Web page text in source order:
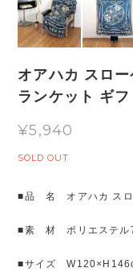
オアハカ スロ
ランケット ギ
¥5,940
SOLD OUT
■品 名 オアハカ スロ
■素 材 ポリエステル
■サイズ